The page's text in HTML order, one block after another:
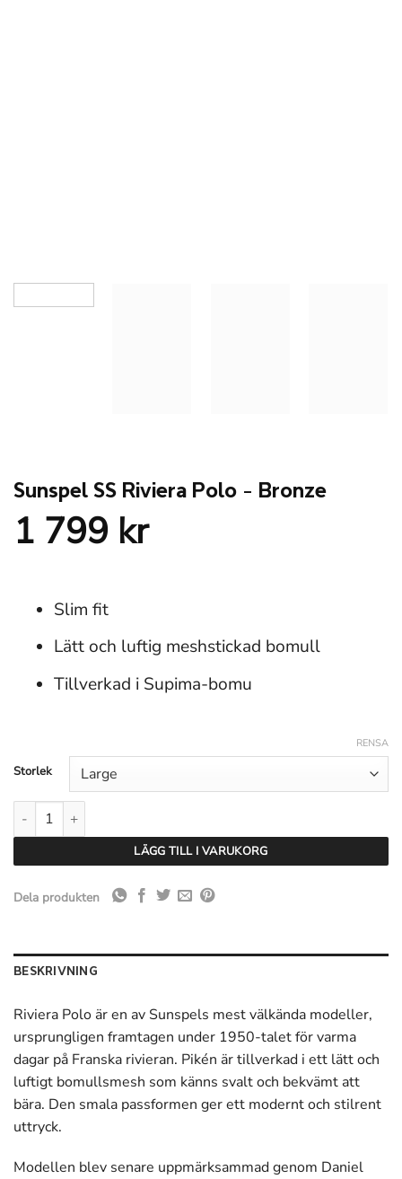
Sunspel SS Riviera Polo – Bronze
1 799 kr
Slim fit
Lätt och luftig meshstickad bomull
Tillverkad i Supima-bomu
Storlek
RENSA
Sunspel SS Riviera Polo - Bronze mängd
LÄGG TILL I VARUKORG
Dela produkten
BESKRIVNING
Riviera Polo är en av Sunspels mest välkända modeller,
ursprungligen framtagen under 1950-talet för varma
dagar på Franska rivieran. Pikén är tillverkad i ett lätt och
luftigt bomullsmesh som känns svalt och bekvämt att
bära. Den smala passformen ger ett modernt och stilrent
uttryck.
Modellen blev senare uppmärksammad genom Daniel